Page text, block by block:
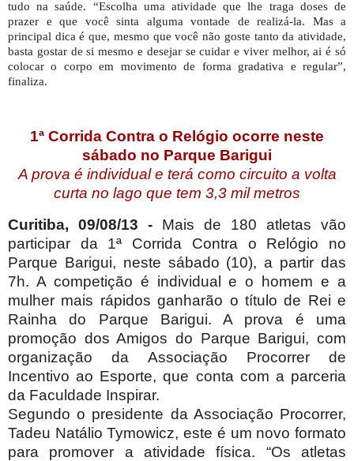
tudo na saúde. “Escolha uma atividade que lhe traga doses de
prazer e que você sinta alguma vontade de realizá-la. Mas a
principal dica é que, mesmo que você não goste tanto da atividade,
basta gostar de si mesmo e desejar se cuidar e viver melhor, ai é só
colocar o corpo em movimento de forma gradativa e regular”,
finaliza.
1ª Corrida Contra o Relógio ocorre neste
sábado no Parque Barigui
A prova é individual e terá como circuito a volta
curta no lago que tem 3,3 mil metros
Curitiba, 09/08/13 - Mais de 180 atletas vão
participar da 1ª Corrida Contra o Relógio no
Parque Barigui, neste sábado (10), a partir das
7h. A competição é individual e o homem e a
mulher mais rápidos ganharão o título de Rei e
Rainha do Parque Barigui. A prova é uma
promoção dos Amigos do Parque Barigui, com
organização da Associação Procorrer de
Incentivo ao Esporte, que conta com a parceria
da Faculdade Inspirar.
Segundo o presidente da Associação Procorrer,
Tadeu Natálio Tymowicz, este é um novo formato
para promover a atividade física. “Os atletas